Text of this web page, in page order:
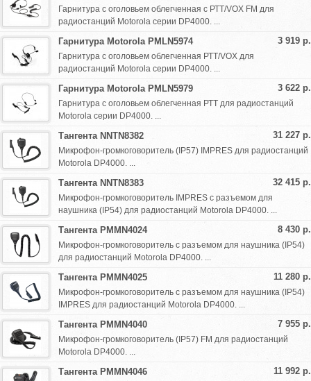
Гарнитура с оголовьем облегченная с РТТ/VOX FM для
радиостанций Motorola серии DP4000. ...
3 919 р.
Гарнитура Motorola PMLN5974
Гарнитура с оголовьем облегченная РТТ/VOX для
радиостанций Motorola серии DP4000. ...
3 622 р.
Гарнитура Motorola PMLN5979
Гарнитура с оголовьем облегченная РТТ для радиостанций
Motorola серии DP4000. ...
31 227 р.
Тангента NNTN8382
Микрофон-громкоговоритель (IP57) IMPRES для радиостанций
Motorola DP4000. ...
32 415 р.
Тангента NNTN8383
Микрофон-громкоговоритель IMPRES c разъемом для
наушника (IP54) для радиостанций Motorola DP4000. ...
8 430 р.
Тангента PMMN4024
Микрофон-громкоговоритель c разъемом для наушника (IP54)
для радиостанций Motorola DP4000. ...
11 280 р.
Тангента PMMN4025
Микрофон-громкоговоритель c разъемом для наушника (IP54)
IMPRES для радиостанций Motorola DP4000. ...
7 955 р.
Тангента PMMN4040
Микрофон-громкоговоритель (IP57) FM для радиостанций
Motorola DP4000. ...
11 992 р.
Тангента PMMN4046